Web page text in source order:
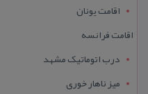
اقامت یونان
اقامت فرانسه
درب اتوماتیک مشهد
میز ناهار خوری